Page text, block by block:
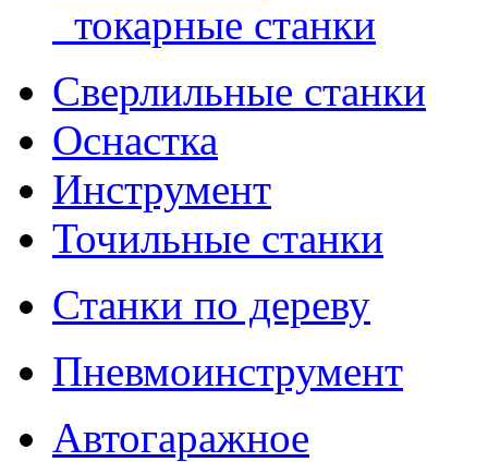
токарные станки
Сверлильные станки
Оснастка
Инструмент
Точильные станки
Станки по дереву
Пневмоинструмент
Автогаражное